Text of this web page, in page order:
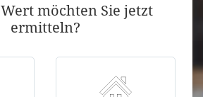
möchten Sie jetzt
ermitteln?